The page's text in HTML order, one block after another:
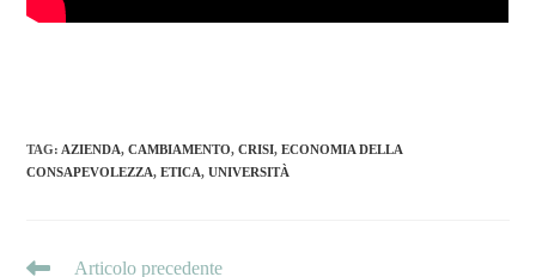
TAG: AZIENDA, CAMBIAMENTO, CRISI, ECONOMIA DELLA
CONSAPEVOLEZZA, ETICA, UNIVERSITÀ
Articolo precedente